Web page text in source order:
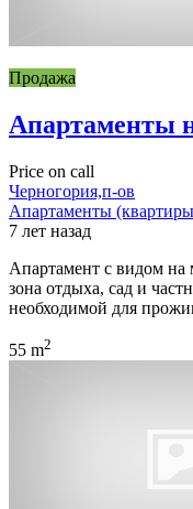
Продажа
Апартаменты
Price on call
Черногория,п-ов
Апартаменты
7 лет назад
Апартамент с видом на
зона отдыха, сад и
необходимой для
55 m2